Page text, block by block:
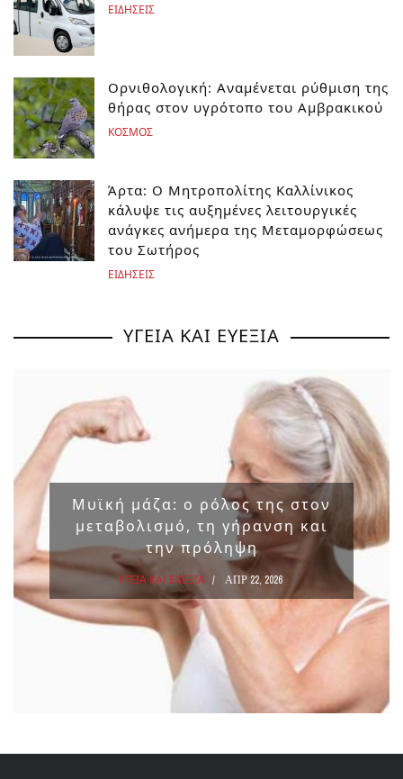
ΕΙΔΗΣΕΙΣ
Ορνιθολογική: Αναμένεται ρύθμιση της
θήρας στον υγρότοπο του Αμβρακικού
ΚΟΣΜΟΣ
Άρτα: Ο Μητροπολίτης Καλλίνικος
κάλυψε τις αυξημένες λειτουργικές
ανάγκες ανήμερα της Μεταμορφώσεως
του Σωτήρος
ΕΙΔΗΣΕΙΣ
ΥΓΕΙΑ ΚΑΙ ΕΥΕΞΙΑ
Μυϊκή μάζα: ο ρόλος της στον
μεταβολισμό, τη γήρανση και
την πρόληψη
ΥΓΕΙΑ ΚΑΙ ΕΥΕΞΙΑ ΑΠΡ 22, 2026